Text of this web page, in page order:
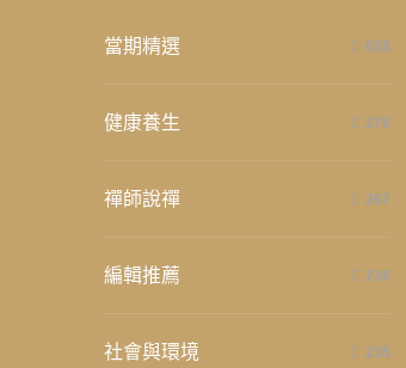
當期精選 658
健康養生 276
禪師說禪 267
編輯推薦 236
社會與環境 235